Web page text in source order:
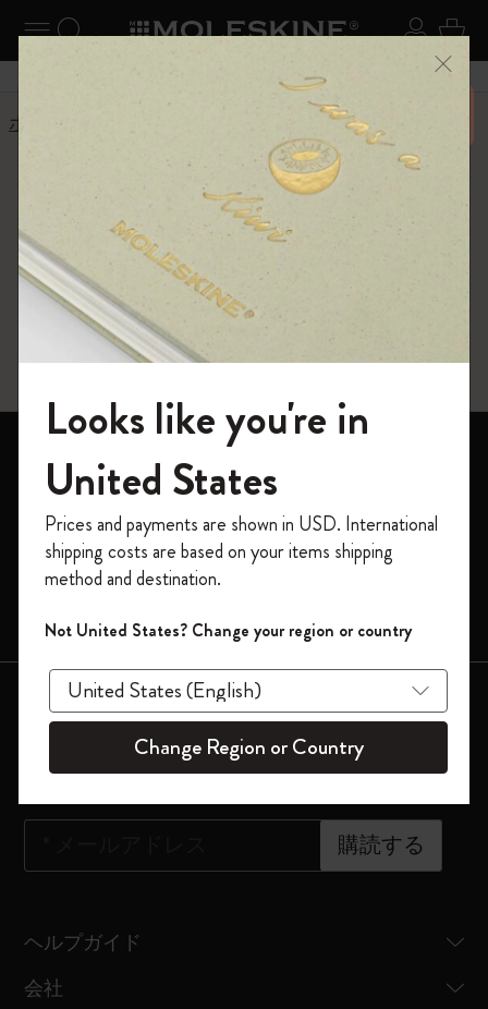
ナビゲーションの切替 ログ
検索 (キーワードなど) カ
6,500円以上のご購入で送料無料 メニ
ーを閉じる
ホーム
法人
ビジネス向け大口購入割引に関する情報を
確認する
ダイアリー
モレスキンスマート
限定版
バッグ
会員登録はこちら
ニュースレター登録
購読する
ヘルプガイド
会社
モレスキンの世界へようこそ
「WELCOME10」を入力すると、初回注
文が10%オフ＋送料無料になります。セ
ール・アウトレット品は適用外。
Moleskineアカウントを作成して限定オフ
ァーや会員特典、さらに多くのインスピ
レーションを手に入れましょう。
今すぐ会員登録 !
Looks like you're in
United States
Prices and payments are shown in USD. International
shipping costs are based on your items shipping
method and destination.
Not United States? Change your region or country
Change Region or Country